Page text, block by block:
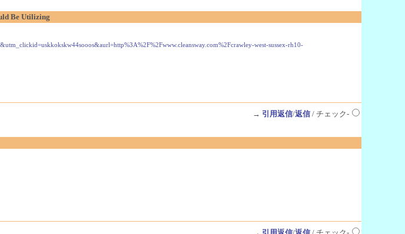
Be Utilizing
west-sussex-rh10-
→ 引用返信/返信/ チェック-